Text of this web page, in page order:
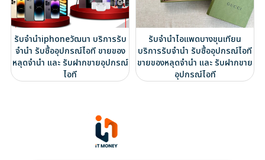
รับจำนำiphoneวัฒนา บริการรับ
จำนำ รับซื้ออุปกรณ์ไอที ขายของ
หลุดจำนำ และ รับฝากขายอุปกรณ์
ไอที
รับจำนำไอแพดบางขุนเทียน
บริการรับจำนำ รับซื้ออุปกรณ์ไอที
ขายของหลุดจำนำ และ รับฝากขาย
อุปกรณ์ไอที